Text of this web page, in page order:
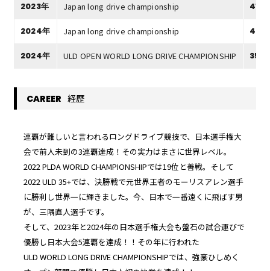
2023年 Japan long drive championship
2024年 Japan long drive championship
2024年 ULD OPEN WORLD LONG DRIVE CHAMPIONSHIP
CAREER 経歴
連覇が難しいと言われるロングドライブ競技で、日本選手権大
会で前人未到の3連覇達成！その実力はまさに世界レベル。
2022 PLDA WORLD CHAMPIONSHIPでは19位と善戦。そして
2022 ULD 35+では、決勝戦で元世界王者のモーリスアレン選手
に勝利し世界一に輝きました。今、日本で一番遠くに飛ばす男
が、三隅直人選手です。
そして、2023年と2024年の日本選手権大会も盤石の試合運びで
優勝し日本大会5連覇を達成！！その年に行われた
ULD WORLD LONG DRIVE CHAMPIONSHIPでは、強豪ひしめく